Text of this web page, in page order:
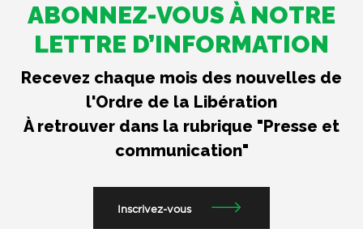
ABONNEZ-VOUS À NOTRE
LETTRE D’INFORMATION
Recevez chaque mois des nouvelles de
l'Ordre de la Libération
À retrouver dans la rubrique "Presse et
communication"
Inscrivez-vous